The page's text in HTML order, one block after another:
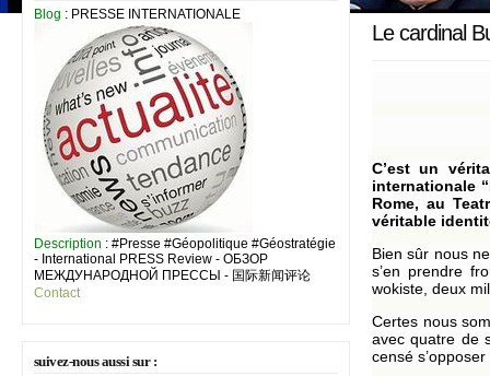
Blog : PRESSE INTERNATIONALE
Description : #Presse #Géopolitique #Géostratégie
- International PRESS Review - ОБЗОР
МЕЖДУНАРОДНОЙ ПРЕССЫ - 国际新闻评论
Contact
suivez-nous aussi sur :
5 novembre 2023
Le cardinal
C’est un
internationale
Rome, au
véritable
Bien sûr nous
s’en prendre
wokiste, deux
Certes nous
avec quatre de
censé